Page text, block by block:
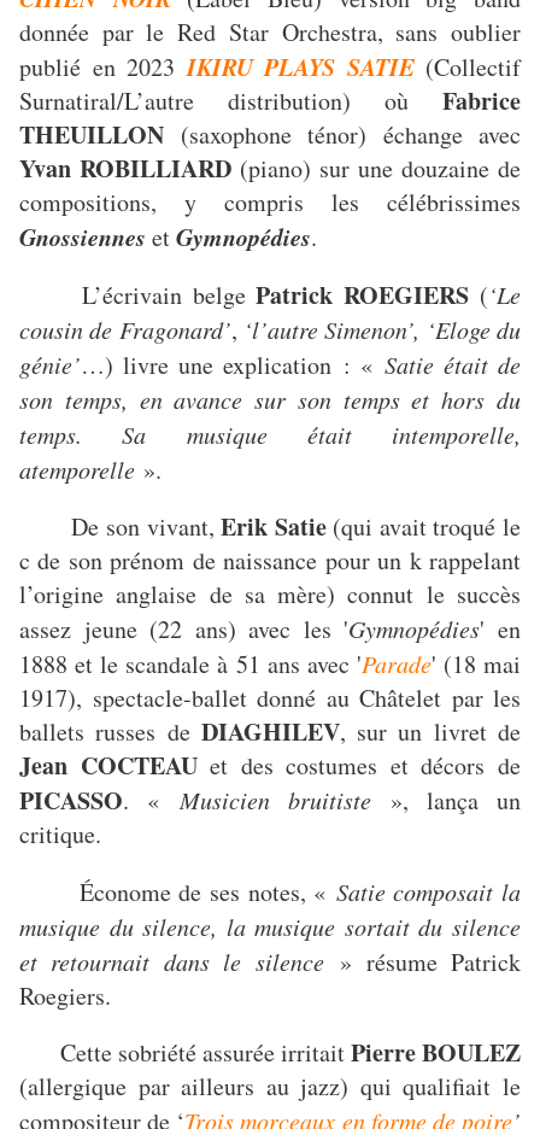
donnée par le Red Star Orchestra, sans oublier
publié en 2023IKIRU PLAYS SATIE(Collectif
Surnatiral/L’autre distribution) où Fabrice
THEUILLON (saxophone ténor) échange avec
Yvan ROBILLIARD (piano) sur une douzaine de
compositions, y compris les célébrissimes
Gnossiennes etGymnopédies.
L’écrivain belgePatrick ROEGIERS (‘Le
cousin de Fragonard’, ‘l’autre Simenon’, ‘Eloge du
génie’…) livre une explication : « Satie était de
son temps, en avance sur son temps et hors du
temps. Sa musique était intemporelle,
atemporelle ».
De son vivant,Erik Satie(qui avait troqué le
c de son prénom de naissance pour un k rappelant
l’origine anglaise de sa mère) connut le succès
assez jeune (22 ans) avec les 'Gymnopédies' en
1888 et le scandale à 51 ans avec 'Parade' (18 mai
1917), spectacle-ballet donné au Châtelet par les
ballets russes de DIAGHILEV, sur un livret de
Jean COCTEAUet des costumes et décors de
PICASSO. «Musicien bruitiste», lança un
critique.
Économe de ses notes, « Satie composait la
musique du silence, la musique sortait du silence
et retournait dans le silence» résume Patrick
Roegiers.
Cette sobriété assurée irritaitPierre BOULEZ
(allergique par ailleurs au jazz) qui qualifiait le
compositeur de ‘Trois morceaux en forme de poire’